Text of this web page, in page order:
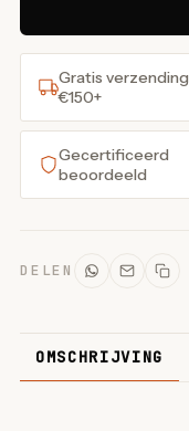
Gratis verzending
€150+
Gecertificeerd
beoordeeld
DELEN
OMSCHRIJVING